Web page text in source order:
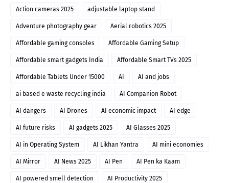
Action cameras 2025 adjustable laptop stand
Adventure photography gear Aerial robotics 2025
Affordable gaming consoles Affordable Gaming Setup
Affordable smart gadgets India Affordable Smart TVs 2025
Affordable Tablets Under 15000 AI AI and jobs
ai based e waste recycling india AI Companion Robot
AI dangers AI Drones AI economic impact AI edge
AI future risks AI gadgets 2025 AI Glasses 2025
AI in Operating System AI Likhan Yantra AI mini economies
AI Mirror AI News 2025 AI Pen AI Pen ka Kaam
AI powered smell detection AI Productivity 2025